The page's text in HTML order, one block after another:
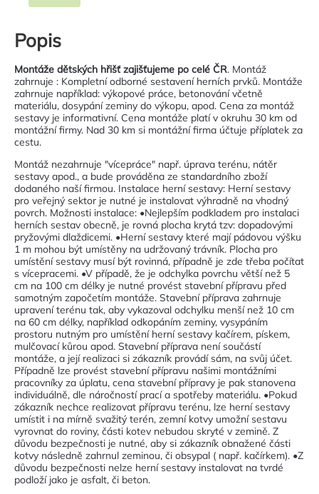
Popis
Montáže dětských hřišť zajišťujeme po celé ČR. Montáž
zahrnuje : Kompletní odborné sestavení herních prvků. Montáže
zahrnuje například: výkopové práce, betonování včetně
materiálu, dosypání zeminy do výkopu, apod. Cena za montáž
sestavy je informativní. Cena montáže platí v okruhu 30 km od
montážní firmy. Nad 30 km si montážní firma účtuje příplatek za
cestu.
Montáž nezahrnuje "vícepráce" např. úprava terénu, nátěr
sestavy apod., a bude prováděna ze standardního zboží
dodaného naší firmou. Instalace herní sestavy: Herní sestavy
pro veřejný sektor je nutné je instalovat výhradně na vhodný
povrch. Možnosti instalace: •Nejlepším podkladem pro instalaci
herních sestav obecně, je rovná plocha krytá tzv: dopadovými
pryžovými dlaždicemi. •Herní sestavy které mají pádovou výšku
1 m mohou být umístěny na udržovaný trávník. Plocha pro
umístění sestavy musí být rovinná, případně je zde třeba počítat
s vícepracemi. •V případě, že je odchylka povrchu větší než 5
cm na 100 cm délky je nutné provést stavební přípravu před
samotným započetím montáže. Stavební příprava zahrnuje
upravení terénu tak, aby vykazoval odchylku menší než 10 cm
na 60 cm délky, například odkopáním zeminy, vysypáním
prostoru nutným pro umístění herní sestavy kačírem, pískem,
mulčovací kůrou apod. Stavební příprava není součástí
montáže, a její realizaci si zákazník provádí sám, na svůj účet.
Případně lze provést stavební přípravu našimi montážními
pracovníky za úplatu, cena stavební přípravy je pak stanovena
individuálně, dle náročností prací a spotřeby materiálu. •Pokud
zákazník nechce realizovat přípravu terénu, lze herní sestavy
umístit i na mírně svažitý terén, zemní kotvy umožní sestavu
vyrovnat do roviny, části kotev nebudou skryté v zemině. Z
důvodu bezpečnosti je nutné, aby si zákazník obnažené části
kotvy následně zahrnul zeminou, či obsypal ( např. kačírkem). •Z
důvodu bezpečnosti nelze herní sestavy instalovat na tvrdé
podloží jako je asfalt, či beton.